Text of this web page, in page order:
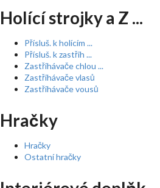
Holící strojky a Z ...
Přísluš. k holícím ...
Přísluš. k zastřih ...
Zastřihávače chlou ...
Zastřihávače vlasů
Zastřihávače vousů
Hračky
Hračky
Ostatní hračky